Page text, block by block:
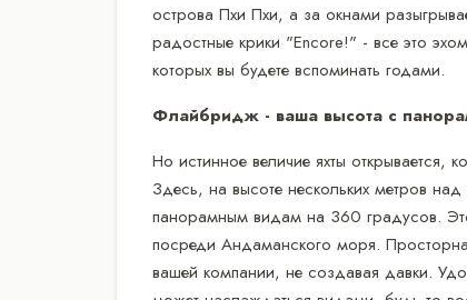
острова Пхи Пхи, а за окнами
радостные крики "Encore!" - все это
которых вы будете вспоминать годами.
Флайбридж - ваша высота с
Но истинное величие яхты
Здесь, на высоте нескольких метров
панорамным видам на 360 градусов.
посреди Андаманского моря.
вашей компании, не создавая давки.